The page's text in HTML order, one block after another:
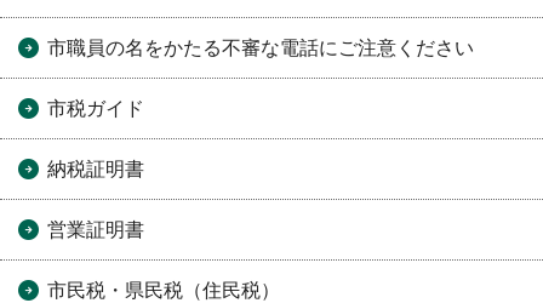
市職員の名をかたる不審な電話にご注意ください
市税ガイド
納税証明書
営業証明書
市民税・県民税（住民税）